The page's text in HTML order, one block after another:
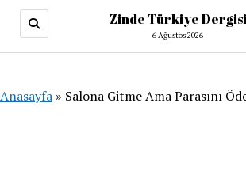
Zinde Türkiye Dergisi
6 Ağustos 2026
Anasayfa » Salona Gitme Ama Parasını